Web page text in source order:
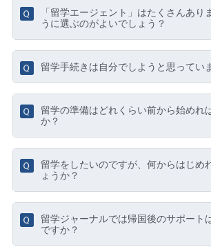
「留学エージェント」はたくさんあり
うに選ぶのがよいでしょう？
留学手続きは自分でしようと思ってい
留学の準備はどれくらい前から始めれ
か？
留学をしたいのですが、何からはじめ
ょうか？
留学ジャーナルでは帰国後のサポート
ですか？